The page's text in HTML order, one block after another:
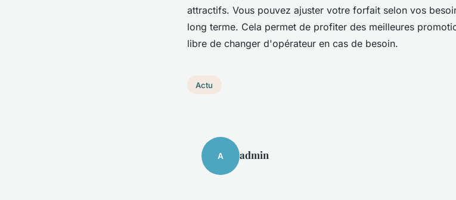
attractifs. Vous pouvez ajuster votre forfait selon vos
long terme. Cela permet de profiter des meilleures
libre de changer d'opérateur en cas de besoin.
Actu
A admin